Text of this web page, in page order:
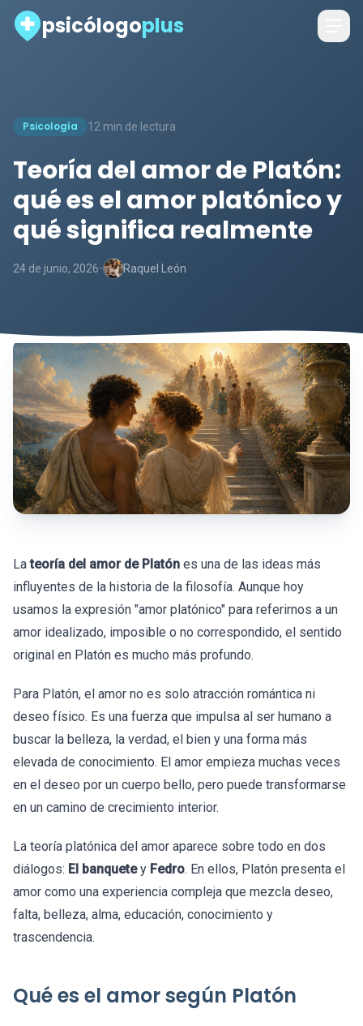
psicólogoplus
Psicología 12 min de lectura
Teoría del amor de Platón:
qué es el amor platónico y
qué significa realmente
24 de junio, 2026- Raquel León
Lateoría del amor de Platón es una de las ideas más
influyentes de la historia de la filosofía. Aunque hoy
usamos la expresión "amor platónico" para referirnos a un
amor idealizado, imposible o no correspondido, el sentido
original en Platón es mucho más profundo.
Para Platón, el amor no es solo atracción romántica ni
deseo físico. Es una fuerza que impulsa al ser humano a
buscar la belleza, la verdad, el bien y una forma más
elevada de conocimiento. El amor empieza muchas veces
en el deseo por un cuerpo bello, pero puede transformarse
en un camino de crecimiento interior.
La teoría platónica del amor aparece sobre todo en dos
diálogos: El banquetey Fedro. En ellos, Platón presenta el
amor como una experiencia compleja que mezcla deseo,
falta, belleza, alma, educación, conocimiento y
trascendencia.
Qué es el amor según Platón